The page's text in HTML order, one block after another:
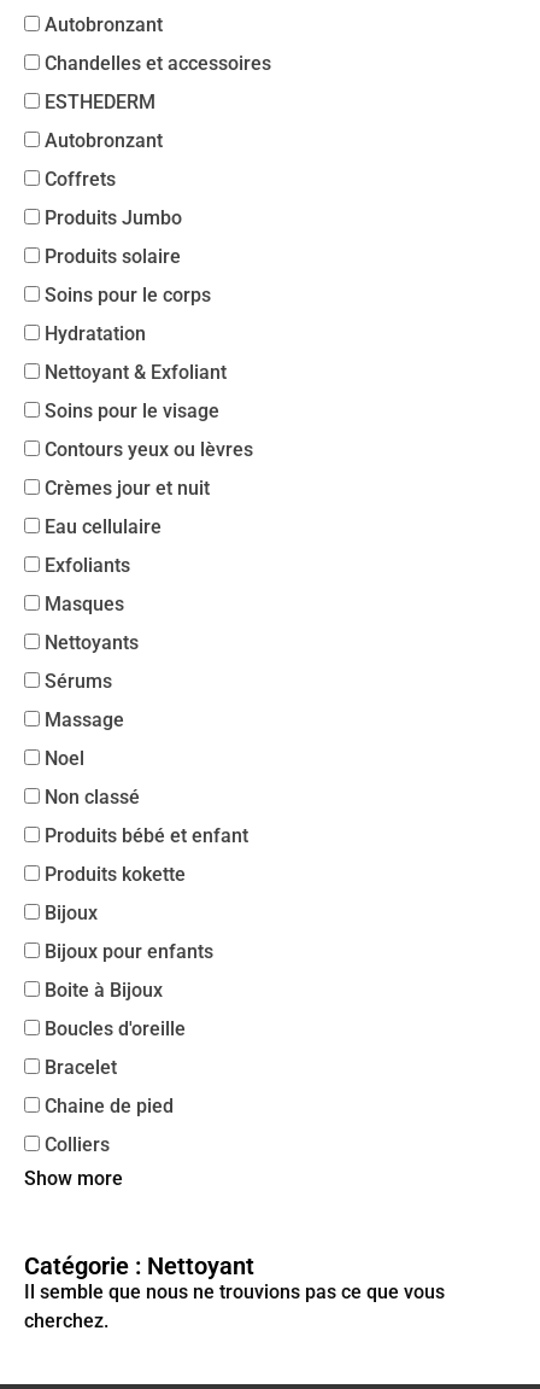
Autobronzant
Chandelles et accessoires
ESTHEDERM
Autobronzant
Coffrets
Produits Jumbo
Produits solaire
Soins pour le corps
Hydratation
Nettoyant & Exfoliant
Soins pour le visage
Contours yeux ou lèvres
Crèmes jour et nuit
Eau cellulaire
Exfoliants
Masques
Nettoyants
Sérums
Massage
Noel
Non classé
Produits bébé et enfant
Produits kokette
Bijoux
Bijoux pour enfants
Boite à Bijoux
Boucles d'oreille
Bracelet
Chaine de pied
Colliers
Show more
Catégorie : Nettoyant
Il semble que nous ne trouvions pas ce que vous
cherchez.